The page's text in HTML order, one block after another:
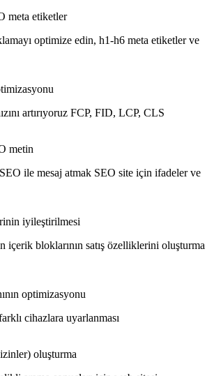
meta etiketler
optimize edin, h1-h6 meta etiketler ve
artırıyoruz FCP, FID, LCP, CLS
metin
ile mesaj atmak SEO site için ifadeler ve
iyileştirilmesi
içerik bloklarının satış özelliklerini oluşturma
optimizasyonu
cihazlara uyarlanması
oluşturma